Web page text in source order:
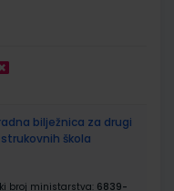
bilježnica za drugi
škola
broj ministarstva: 6839-